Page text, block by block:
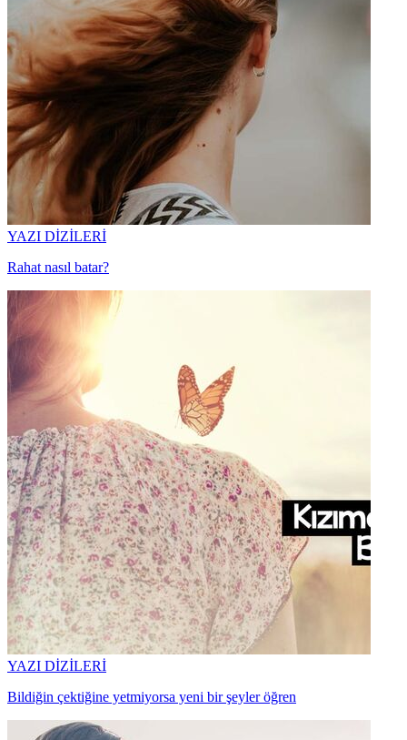
YAZI DİZİLERİ
Rahat nasıl batar?
YAZI DİZİLERİ
Bildiğin çektiğine yetmiyorsa yeni bir şeyler öğren